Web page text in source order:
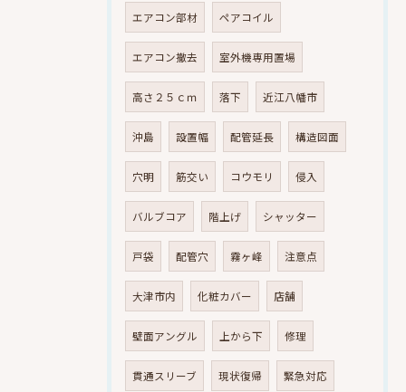
エアコン部材 ペアコイル
エアコン撤去 室外機専用置場
高さ２５ｃｍ 落下 近江八幡市
沖島 設置幅 配管延長 構造図面
穴明 筋交い コウモリ 侵入
バルブコア 階上げ シャッター
戸袋 配管穴 霧ヶ峰 注意点
大津市内 化粧カバー 店舗
壁面アングル 上から下 修理
貫通スリーブ 現状復帰 緊急対応